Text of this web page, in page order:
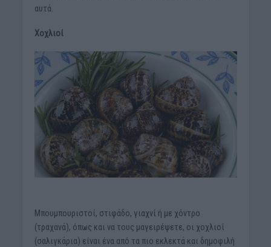
αυτά.
Χοχλιοί
Μπουμπουριστοί, στιφάδο, γιαχνί ή με χόντρο
(τραχανά), όπως και να τους μαγειρέψετε, οι χοχλιοί
(σαλιγκάρια) είναι ένα από τα πιο εκλεκτά και δημοφιλή